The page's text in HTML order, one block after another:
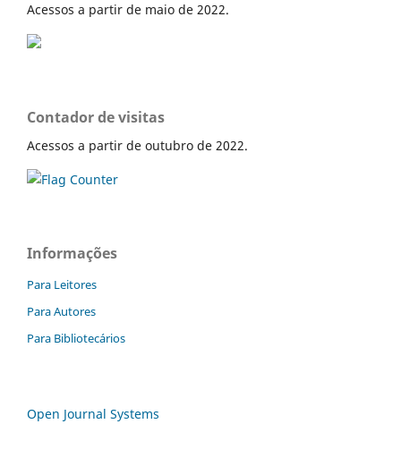
Acessos a partir de maio de 2022.
Contador de visitas
Acessos a partir de outubro de 2022.
Informações
Para Leitores
Para Autores
Para Bibliotecários
Open Journal Systems